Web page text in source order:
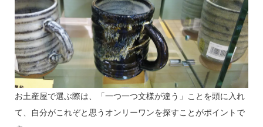
お土産屋で選ぶ際は、「一つ一つ文様が違う」ことを頭に入れ
て、自分がこれぞと思うオンリーワンを探すことがポイントで